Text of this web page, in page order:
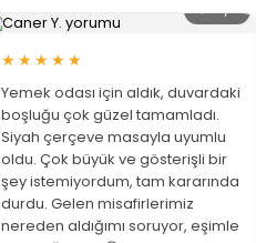
★★★★★
Yemek odası için aldık, duvardaki
boşluğu çok güzel tamamladı.
Siyah çerçeve masayla uyumlu
oldu. Çok büyük ve gösterişli bir
şey istemiyordum, tam kararında
durdu. Gelen misafirlerimiz
nereden aldığımı soruyor, eşimle